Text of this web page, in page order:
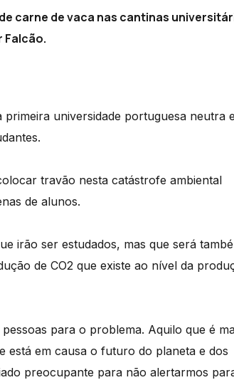
carne de vaca nas cantinas
Falcão.
universidade portuguesa neutra
travão nesta catástrofe ambiental
de alunos.
irão ser estudados, mas que será
de CO2 que existe ao nível da
para o problema. Aquilo que é
está em causa o futuro do planeta e dos
preocupante para não alertarmos